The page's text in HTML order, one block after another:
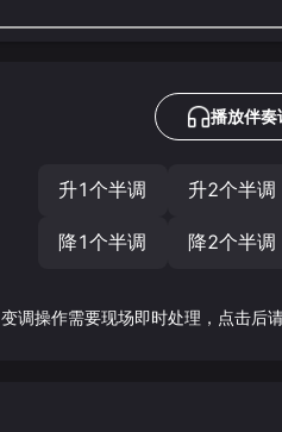
播放伴奏
升1个半调 升2个半调
降1个半调 降2个半调
变调操作需要现场即时处理，点击后